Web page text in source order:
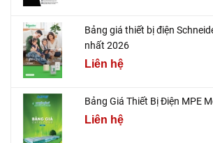
Bảng giá thiết bị điện
nhất 2026
Liên hệ
Bảng Giá Thiết Bị Điện MPE
Liên hệ